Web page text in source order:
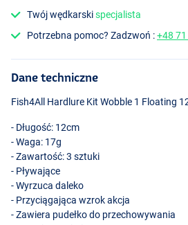
Twój wędkarskispecjalista
Potrzebna pomoc? Zadzwoń :+48
Dane techniczne
Fish4All Hardlure Kit Wobble 1 Floating
- Długość: 12cm
- Waga: 17g
- Zawartość: 3 sztuki
- Pływające
- Wyrzuca daleko
- Przyciągająca wzrok akcja
- Zawiera pudełko do przechowywania